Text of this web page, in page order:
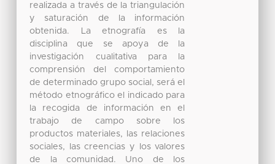
realizada a través de la triangulación
y saturación de la información
obtenida. La etnografía es la
disciplina que se apoya de la
investigación cualitativa para la
comprensión del comportamiento
de determinado grupo social, será el
método etnográfico el indicado para
la recogida de información en el
trabajo de campo sobre los
productos materiales, las relaciones
sociales, las creencias y los valores
de la comunidad. Uno de los